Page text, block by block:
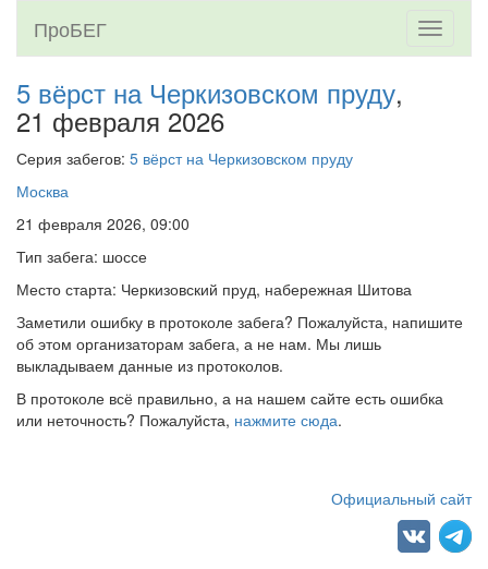
Toggle
ПроБЕГ
5 вёрст на Черкизовском пруду,
21 февраля 2026
Серия забегов: 5 вёрст на Черкизовском пруду
Москва
21 февраля 2026, 09:00
Тип забега: шоссе
Место старта: Черкизовский пруд, набережная Шитова
Заметили ошибку в протоколе забега? Пожалуйста, напишите
об этом организаторам забега, а не нам. Мы лишь
выкладываем данные из протоколов.
В протоколе всё правильно, а на нашем сайте есть ошибка
или неточность? Пожалуйста, нажмите сюда.
Официальный сайт